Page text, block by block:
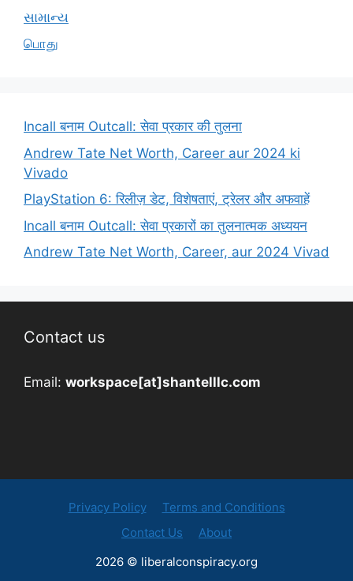
સામાન્ય
பொது
Incall बनाम Outcall: सेवा प्रकार की तुलना
Andrew Tate Net Worth, Career aur 2024 ki
Vivado
PlayStation 6: रिलीज़ डेट, विशेषताएं, ट्रेलर और अफवाहें
Incall बनाम Outcall: सेवा प्रकारों का तुलनात्मक अध्ययन
Andrew Tate Net Worth, Career, aur 2024 Vivad
Contact us
Email: workspace[at]shantelllc.com
Privacy Policy
Terms and Conditions
Contact Us
About
2026 © liberalconspiracy.org